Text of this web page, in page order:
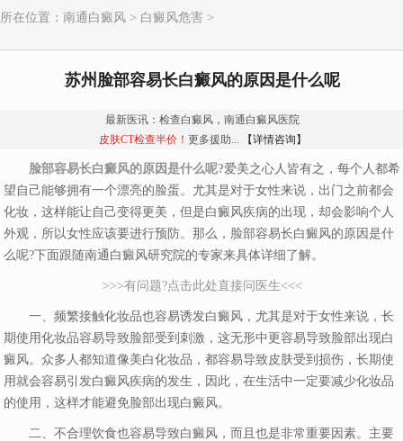
所在位置： 南通白癜风 > 白癜风危害 >
苏州脸部容易长白癜风的原因是什么呢
最新医讯：检查白癜风，南通白癜风医院
皮肤CT检查半价！ 更多援助... 【详情咨询】
脸部容易长白癜风的原因是什么呢?爱美之心人皆有之，每个人都希
望自己能够拥有一个漂亮的脸蛋。尤其是对于女性来说，出门之前都会
化妆，这样能让自己变得更美，但是白癜风疾病的出现，却会影响个人
外观，所以女性应该要进行预防。那么，脸部容易长白癜风的原因是什
么呢?下面跟随南通白癜风研究院的专家来具体详细了解。
>>>有问题?点击此处直接问医生<<<
一、频繁接触化妆品也容易诱发白癜风，尤其是对于女性来说，长
期使用化妆品容易导致脸部受到刺激，这无形中更容易导致脸部出现白
癜风。众多人都知道像美白化妆品，都容易导致皮肤受到损伤，长期使
用就会容易引发白癜风疾病的发生，因此，在生活中一定要减少化妆品
的使用，这样才能避免脸部出现白癜风。
二、不合理饮食也容易导致白癜风，而且也是非常重要因素。主要